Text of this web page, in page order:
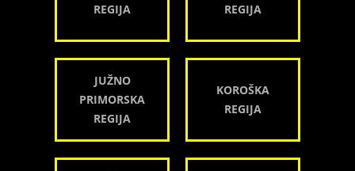
REGIJA
REGIJA
JUŽNO
PRIMORSKA
REGIJA
KOROŠKA
REGIJA